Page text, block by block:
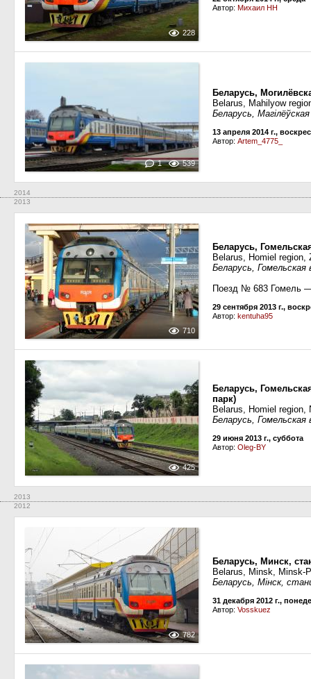
228
Автор: Михаил НН
1 539
Беларусь,
Belarus, Mahilyow
Беларусь,
13 апреля 2014 г.,
Автор: Artem_4775_
2014
2013
710
Беларусь,
Belarus, Homiel region,
Беларусь,
Поезд № 683 Гомель
29 сентября 2013 г.,
Автор: kentuha95
425
Беларусь,
парк)
Belarus, Homiel
Беларусь, Гомельская
29 июня 2013 г., суббота
Автор: Oleg-BY
2013
2012
782
Беларусь, Минск,
Belarus, Minsk, Minsk-
Беларусь, Мiнск,
31 декабря 2012 г.,
Автор: Vosskuez